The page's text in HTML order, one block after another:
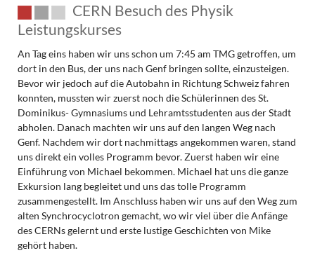
CERN Besuch des Physik
Leistungskurses
An Tag eins haben wir uns schon um 7:45 am TMG getroffen, um
dort in den Bus, der uns nach Genf bringen sollte, einzusteigen.
Bevor wir jedoch auf die Autobahn in Richtung Schweiz fahren
konnten, mussten wir zuerst noch die Schülerinnen des St.
Dominikus- Gymnasiums und Lehramtsstudenten aus der Stadt
abholen. Danach machten wir uns auf den langen Weg nach
Genf. Nachdem wir dort nachmittags angekommen waren, stand
uns direkt ein volles Programm bevor. Zuerst haben wir eine
Einführung von Michael bekommen. Michael hat uns die ganze
Exkursion lang begleitet und uns das tolle Programm
zusammengestellt. Im Anschluss haben wir uns auf den Weg zum
alten Synchrocyclotron gemacht, wo wir viel über die Anfänge
des CERNs gelernt und erste lustige Geschichten von Mike
gehört haben.